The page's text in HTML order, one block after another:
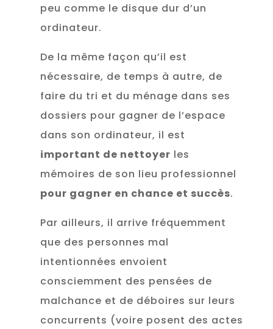
peu comme le disque dur d’un
ordinateur.
De la même façon qu’il est
nécessaire, de temps à autre, de
faire du tri et du ménage dans ses
dossiers pour gagner de l’espace
dans son ordinateur, il est
important de nettoyer les
mémoires de son lieu professionnel
pour gagner en chance et succès.
Par ailleurs, il arrive fréquemment
que des personnes mal
intentionnées envoient
consciemment des pensées de
malchance et de déboires sur leurs
concurrents (voire posent des actes